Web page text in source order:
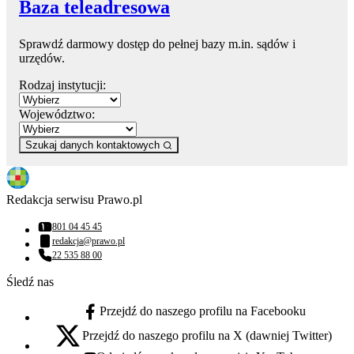
Baza teleadresowa
Sprawdź darmowy dostęp do pełnej bazy m.in. sądów i
urzędów.
Rodzaj instytucji:
Województwo:
Szukaj danych kontaktowych
Redakcja serwisu Prawo.pl
Numer telefonu:
801 04 45 45
Adres email:
redakcja@prawo.pl
Numer telefonu:
22 535 88 00
Śledź nas
facebook - otwiera się w nowej karcie
Przejdź do naszego profilu na Facebooku
x - otwiera się w nowej karcie
Przejdź do naszego profilu na X (dawniej Twitter)